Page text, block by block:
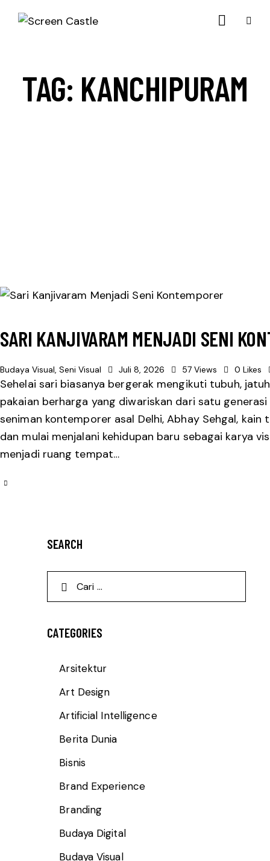
TAG: KANCHIPURAM
SARI KANJIVARAM MENJADI SENI
Budaya Visual, Seni Visual Juli 8, 2026 57 Views 0 Likes
Sehelai sari biasanya bergerak mengikuti tubuh,
pakaian berharga yang diwariskan dari satu
seniman kontemporer asal Delhi, Abhay Sehgal,
dan mulai menjalani kehidupan baru sebagai karya
menjadi ruang tempat…
SEARCH
CATEGORIES
Arsitektur
Art Design
Artificial Intelligence
Berita Dunia
Bisnis
Brand Experience
Branding
Budaya Digital
Budaya Visual